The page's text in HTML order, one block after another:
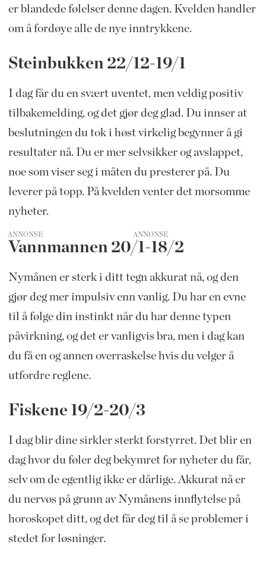
er blandede følelser denne dagen. Kvelden handler
om å fordøye alle de nye inntrykkene.
Steinbukken 22/12-19/1
I dag får du en svært uventet, men veldig positiv
tilbakemelding, og det gjør deg glad. Du innser at
beslutningen du tok i høst virkelig begynner å gi
resultater nå. Du er mer selvsikker og avslappet,
noe som viser seg i måten du presterer på. Du
leverer på topp. På kvelden venter det morsomme
nyheter.
ANNONSE
Vannmannen 20/1-18/2
Nymånen er sterk i ditt tegn akkurat nå, og den
gjør deg mer impulsiv enn vanlig. Du har en evne
til å følge din instinkt når du har denne typen
påvirkning, og det er vanligvis bra, men i dag kan
du få en og annen overraskelse hvis du velger å
utfordre reglene.
Fiskene 19/2-20/3
I dag blir dine sirkler sterkt forstyrret. Det blir en
dag hvor du føler deg bekymret for nyheter du får,
selv om de egentlig ikke er dårlige. Akkurat nå er
du nervøs på grunn av Nymånens innflytelse på
horoskopet ditt, og det får deg til å se problemer i
stedet for løsninger.